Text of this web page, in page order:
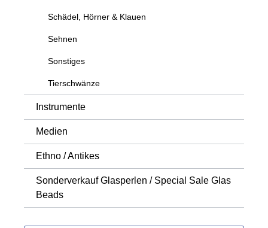
Schädel, Hörner & Klauen
Sehnen
Sonstiges
Tierschwänze
Instrumente
Medien
Ethno / Antikes
Sonderverkauf Glasperlen / Special Sale Glas
Beads